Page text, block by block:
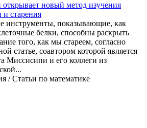
новый метод изучения
и старения
инструменты, показывающие, как
белки, способны раскрыть
того, как мы стареем, согласно
статье, соавтором которой является
Миссисипи и его коллеги из
/ Статьи по математике